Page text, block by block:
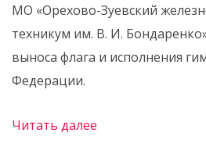
МО «Орехово-Зуевский
техникум им. В. И.
выноса флага и исполнения
Федерации.
Читать далее